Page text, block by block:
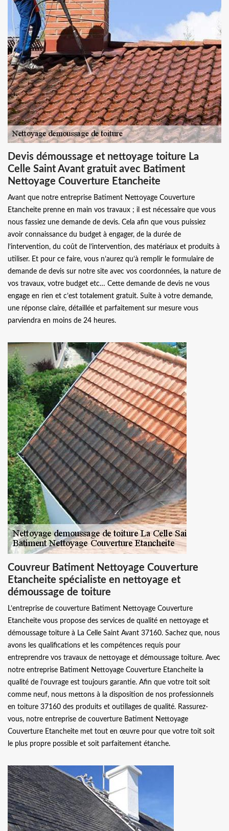
Devis démoussage et nettoyage toiture La
Celle Saint Avant gratuit avec Batiment
Nettoyage Couverture Etancheite
Avant que notre entreprise Batiment Nettoyage Couverture
Etancheite prenne en main vos travaux ; il est nécessaire que vous
nous fassiez une demande de devis. Cela afin que vous puissiez
avoir connaissance du budget à engager, de la durée de
l’intervention, du coût de l’intervention, des matériaux et produits à
utiliser. Et pour ce faire, vous n’aurez qu’à remplir le formulaire de
demande de devis sur notre site avec vos coordonnées, la nature de
vos travaux, votre budget etc… Cette demande de devis ne vous
engage en rien et c’est totalement gratuit. Suite à votre demande,
une réponse claire, détaillée et parfaitement sur mesure vous
parviendra en moins de 24 heures.
Couvreur Batiment Nettoyage Couverture
Etancheite spécialiste en nettoyage et
démoussage de toiture
L’entreprise de couverture Batiment Nettoyage Couverture
Etancheite vous propose des services de qualité en nettoyage et
démoussage toiture à La Celle Saint Avant 37160. Sachez que, nous
avons les qualifications et les compétences requis pour
entreprendre vos travaux de nettoyage et démoussage toiture. Avec
notre entreprise Batiment Nettoyage Couverture Etancheite la
qualité de l’ouvrage est toujours garantie. Afin que votre toit soit
comme neuf, nous mettons à la disposition de nos professionnels
en toiture 37160 des produits et outillages de qualité. Rassurez-
vous, notre entreprise de couverture Batiment Nettoyage
Couverture Etancheite met tout en œuvre pour que votre toit soit
le plus propre possible et soit parfaitement étanche.